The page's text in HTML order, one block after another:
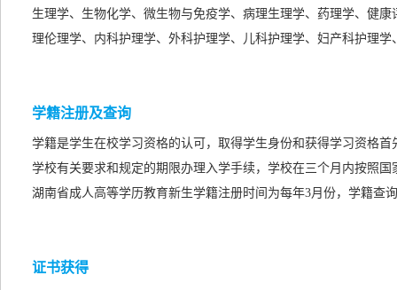
生理学、生物化学、微生物与免疫学、病理生理学、药理学、健康
理伦理学、内科护理学、外科护理学、儿科护理学、妇产科护理
学籍注册及查询
学籍是学生在校学习资格的认可，取得学生身份和获得学习资格
学校有关要求和规定的期限办理入学手续，学校在三个月内按照
湖南省成人高等学历教育新生学籍注册时间为每年3月份，学籍查
证书获得